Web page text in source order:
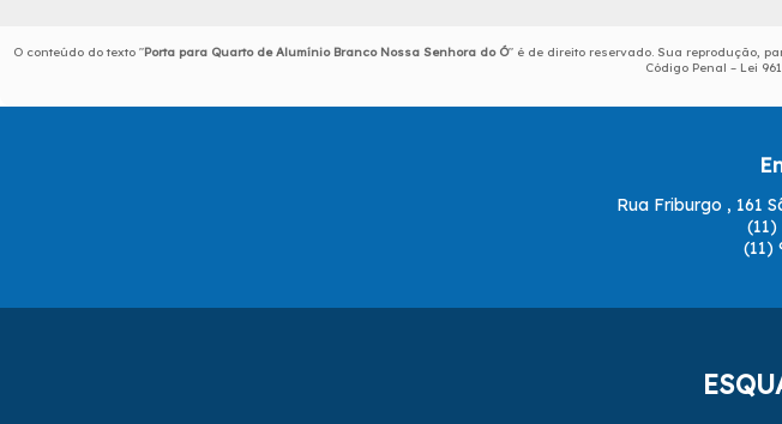
O conteúdo do texto "Porta para Quarto de Alumínio Branco Nossa Senhora do Ó" é de direito reservado. Sua reprodução,
Código Penal – Lei
Rua Friburgo , 161
(11)
(11)